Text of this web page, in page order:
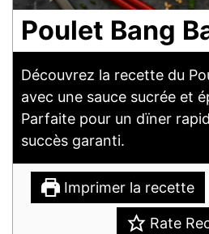
Poulet Bang
Découvrez la recette du
avec une sauce sucrée et
Parfaite pour un dïner
succès garanti.
Imprimer la recette
Rate